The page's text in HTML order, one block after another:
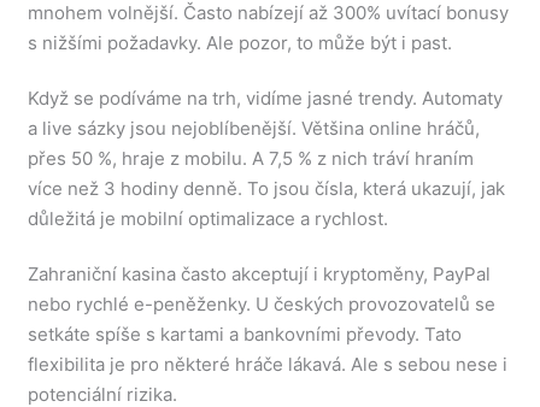
mnohem volnější. Často nabízejí až 300% uvítací bonusy
s nižšími požadavky. Ale pozor, to může být i past.
Když se podíváme na trh, vidíme jasné trendy. Automaty
a live sázky jsou nejoblíbenější. Většina online hráčů,
přes 50 %, hraje z mobilu. A 7,5 % z nich tráví hraním
více než 3 hodiny denně. To jsou čísla, která ukazují, jak
důležitá je mobilní optimalizace a rychlost.
Zahraniční kasina často akceptují i kryptoměny, PayPal
nebo rychlé e-peněženky. U českých provozovatelů se
setkáte spíše s kartami a bankovními převody. Tato
flexibilita je pro některé hráče lákavá. Ale s sebou nese i
potenciální rizika.